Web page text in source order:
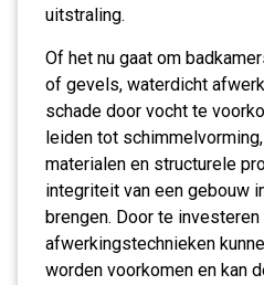
uitstraling.
Of het nu gaat om
of gevels, waterdicht
schade door vocht te
leiden tot
materialen en structurele
integriteit van een gebouw
brengen. Door te
afwerkingstechnieken
worden voorkomen en kan